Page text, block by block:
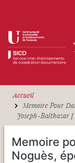
Accueil
Memoire Pour
Joseph-Balthazar
Memoire
Noguès,